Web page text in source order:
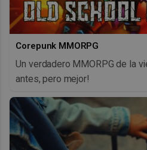
Corepunk MMORPG
Un verdadero MMORPG de la
antes, pero mejor!